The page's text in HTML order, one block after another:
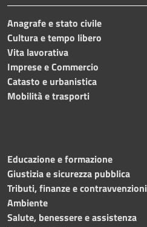
Anagrafe e stato civile
Cultura e tempo libero
Vita lavorativa
Imprese e Commercio
Catasto e urbanistica
Mobilità e trasporti
Educazione e formazione
Giustizia e sicurezza pubblica
Tributi, finanze e contravvenzioni
Ambiente
Salute, benessere e assistenza